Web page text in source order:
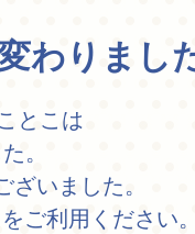
わりまし
とこは
。
いました。
をご利用ください